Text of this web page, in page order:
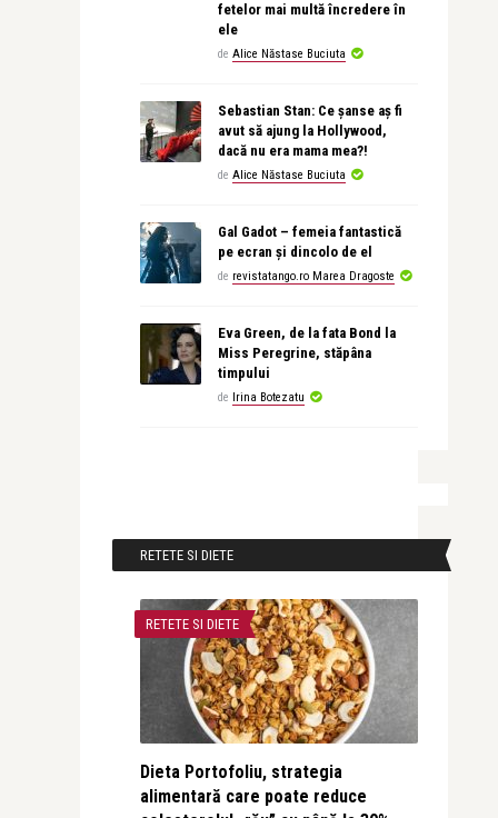
fetelor mai multă încredere în
ele
de Alice Năstase Buciuta
Sebastian Stan: Ce șanse aș fi
avut să ajung la Hollywood,
dacă nu era mama mea?!
de Alice Năstase Buciuta
Gal Gadot – femeia fantastică
pe ecran și dincolo de el
de revistatango.ro Marea Dragoste
Eva Green, de la fata Bond la
Miss Peregrine, stăpâna
timpului
de Irina Botezatu
RETETE SI DIETE
RETETE SI DIETE
Dieta Portofoliu, strategia
alimentară care poate reduce